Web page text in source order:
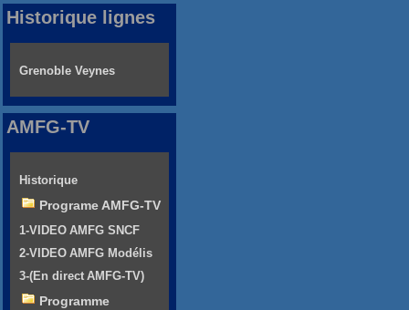
Historique lignes
Grenoble Veynes
AMFG-TV
Historique
Programe AMFG-TV
1-VIDEO AMFG SNCF
2-VIDEO AMFG Modélis
3-(En direct AMFG-TV)
Programme